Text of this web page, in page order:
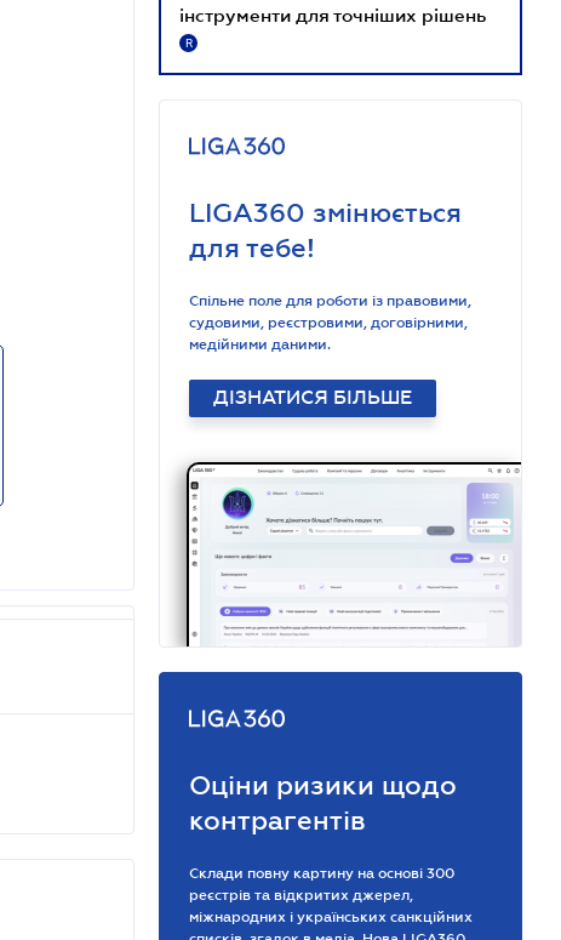
інструменти для точніших рішень
R
LIGA360 змінюється
для тебе!
Спільне поле для роботи із правовими,
судовими, реєстровими, договірними,
медійними даними.
ДІЗНАТИСЯ БІЛЬШЕ
Оціни ризики щодо
контрагентів
Склади повну картину на основі 300
реєстрів та відкритих джерел,
міжнародних і українських санкційних